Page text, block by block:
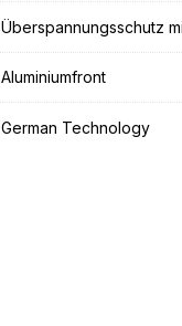
Überspannungsschutz
Aluminiumfront
German Technology